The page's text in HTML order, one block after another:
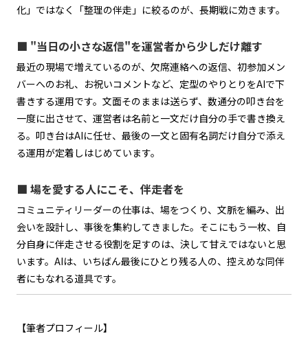
化」ではなく「整理の伴走」に絞るのが、長期戦に効きます。
■ "当日の小さな返信"を運営者から少しだけ離す
最近の現場で増えているのが、欠席連絡への返信、初参加メン
バーへのお礼、お祝いコメントなど、定型のやりとりをAIで下
書きする運用です。文面そのままは送らず、数通分の叩き台を
一度に出させて、運営者は名前と一文だけ自分の手で書き換え
る。叩き台はAIに任せ、最後の一文と固有名詞だけ自分で添え
る運用が定着しはじめています。
■ 場を愛する人にこそ、伴走者を
コミュニティリーダーの仕事は、場をつくり、文脈を編み、出
会いを設計し、事後を集約してきました。そこにもう一枚、自
分自身に伴走させる役割を足すのは、決して甘えではないと思
います。AIは、いちばん最後にひとり残る人の、控えめな同伴
者にもなれる道具です。
【筆者プロフィール】